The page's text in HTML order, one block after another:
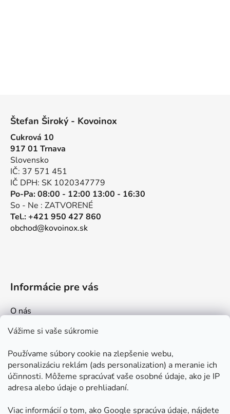
Vážime si vaše súkromie
Používame súbory cookie na zlepšenie webu,
personalizáciu reklám (ads personalization) a meranie ich
účinnosti. Môžeme spracúvať vaše osobné údaje, ako je IP
adresa alebo údaje o prehliadaní.
Viac informácií o tom, ako Google spracúva údaje, nájdete
Štefan Široký - Kovoinox
Cukrová 10
917 01 Trnava
Slovensko
IČ: 37 571 451
IČ DPH: SK 1020347779
Po-Pa: 08:00 - 12:00 13:00 - 16:30
So - Ne : ZATVORENÉ
Tel.: +421 950 427 860
obchod@kovoinox.sk
Informácie pre vás
O nás
Kontakt
Ako nakupovať
Obchodné podmienky
Ochrana osobných údajov
Odstúpenie od zmluvy